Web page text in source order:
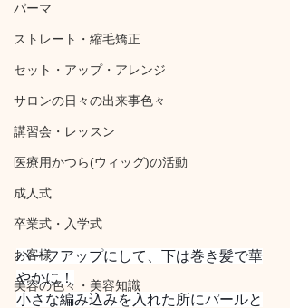
パーマ
ストレート・縮毛矯正
セット・アップ・アレンジ
サロンの日々の出来事色々
講習会・レッスン
医療用かつら(ウィッグ)の活動
成人式
卒業式・入学式
お客様
美容の色々・美容知識
ハーフアップにして、下は巻き髪で華
やかに！
小さな編み込みを入れた所にパールと